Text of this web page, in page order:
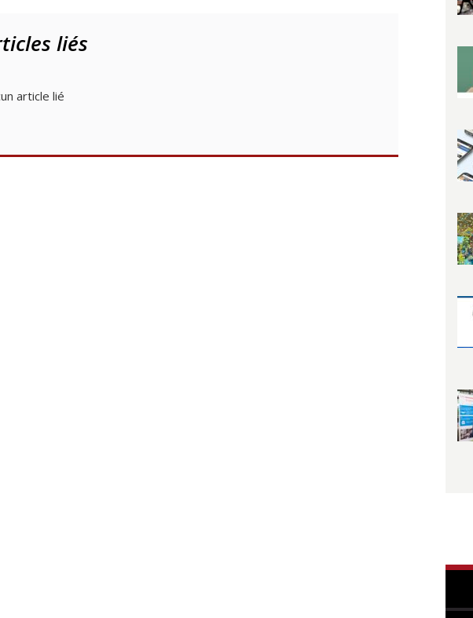
liés
article lié